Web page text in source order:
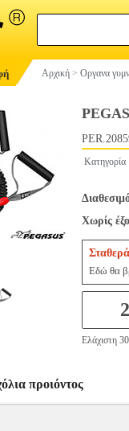
Αρχική > Οργανα
Κατηγορία
Χωρίς
Εδώ θα
Ελάχιστη
προιόντος